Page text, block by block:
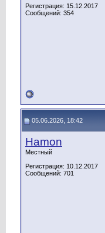
Регистрация: 15.12.2017
Сообщений: 354
05.06.2026, 18:42
Hamon
Местный
Регистрация: 10.12.2017
Сообщений: 701